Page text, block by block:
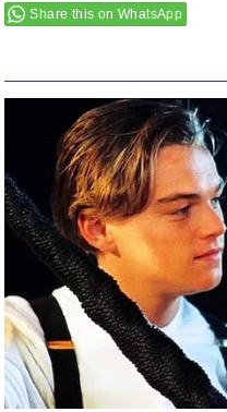
Share this on WhatsApp